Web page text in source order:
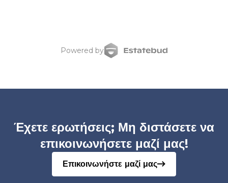
Powered by
Έχετε ερωτήσεις; Μη διστάσετε να
επικοινωνήσετε μαζί μας!
Επικοινωνήστε μαζί μας